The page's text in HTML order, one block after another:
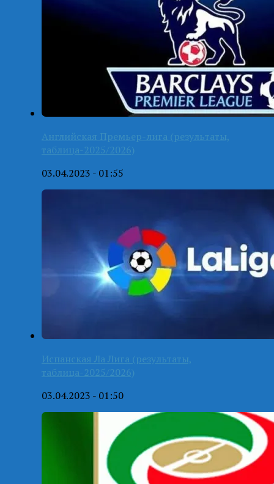
Английская Премьер-лига (результаты,
таблица-2025/2026)
03.04.2023 - 01:55
Испанская Ла Лига (результаты,
таблица-2025/2026)
03.04.2023 - 01:50